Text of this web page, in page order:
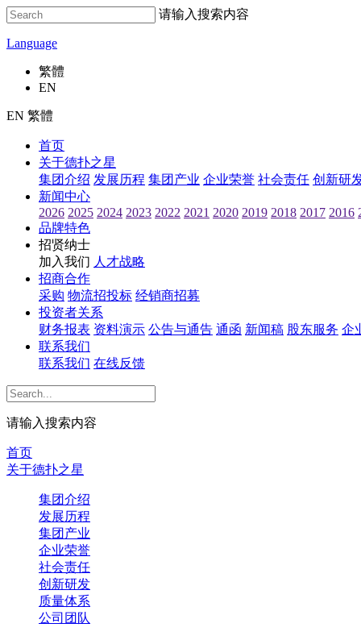
请输入搜索内容
Language
繁體
EN
EN 繁體
首页
关于德扑之星
集团介绍 发展历程 集团产业 企业荣誉 社会责任 创新研
新闻中心
2026 2025 2024 2023 2022 2021 2020 2019 2018 2017 2016
品牌特色
招贤纳士
加入我们 人才战略
招商合作
采购 物流招投标 经销商招募
投资者关系
财务报表 资料演示 公告与通告 通函 新闻稿 股东服务 企
联系我们
联系我们 在线反馈
请输入搜索内容
首页
关于德扑之星
集团介绍
发展历程
集团产业
企业荣誉
社会责任
创新研发
质量体系
公司团队